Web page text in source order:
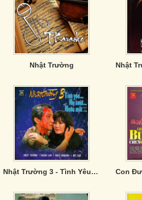
Nhật Trường
Nhật Trường 3 - Tình Yêu Nụ Cười Nước Mắt